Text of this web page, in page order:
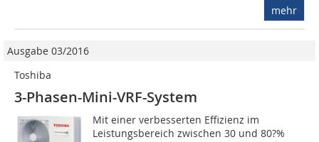
mehr
Ausgabe 03/2016
Toshiba
3-Phasen-Mini-VRF-System
Mit einer verbesserten Effizienz im
Leistungsbereich zwischen 30 und 80?%